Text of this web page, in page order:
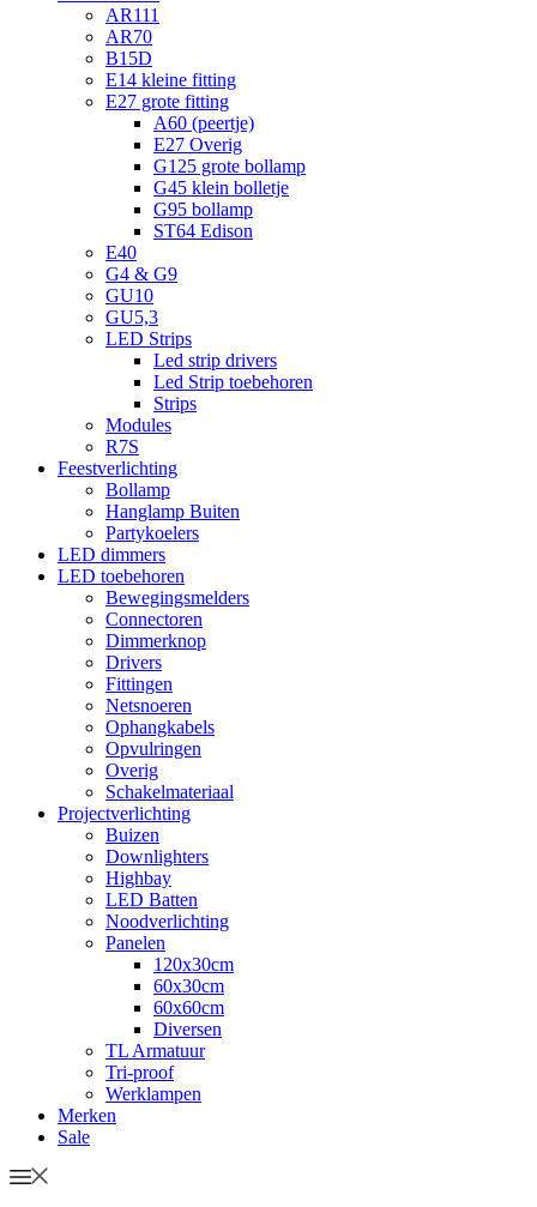
AR111
AR70
B15D
E14 kleine fitting
E27 grote fitting
A60 (peertje)
E27 Overig
G125 grote bollamp
G45 klein bolletje
G95 bollamp
ST64 Edison
E40
G4 & G9
GU10
GU5,3
LED Strips
Led strip drivers
Led Strip toebehoren
Strips
Modules
R7S
Feestverlichting
Bollamp
Hanglamp Buiten
Partykoelers
LED dimmers
LED toebehoren
Bewegingsmelders
Connectoren
Dimmerknop
Drivers
Fittingen
Netsnoeren
Ophangkabels
Opvulringen
Overig
Schakelmateriaal
Projectverlichting
Buizen
Downlighters
Highbay
LED Batten
Noodverlichting
Panelen
120x30cm
60x30cm
60x60cm
Diversen
TL Armatuur
Tri-proof
Werklampen
Merken
Sale